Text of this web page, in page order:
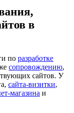
в
по разработке
сопровождению,
сайтов. У
сайта-визитки,
магазина и